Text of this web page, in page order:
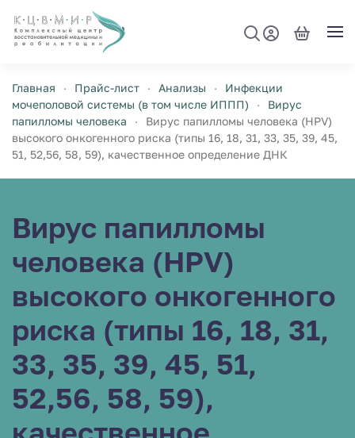
Перейти к содержимому
Главная Прайс-лист Анализы
Инфекции
мочеполовой системы (в том числе ИППП)
Вирус
папилломы человека
Вирус папилломы человека (HPV)
высокого онкогенного риска (типы 16, 18, 31, 33, 35, 39, 45,
51, 52,56, 58, 59), качественное определение ДНК
Вирус папилломы
человека (HPV)
высокого онкогенного
риска (типы 16, 18, 31,
33, 35, 39, 45, 51,
52,56, 58, 59),